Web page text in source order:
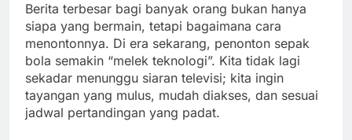
Berita terbesar bagi banyak orang bukan hanya
siapa yang bermain, tetapi bagaimana cara
menontonnya. Di era sekarang, penonton sepak
bola semakin “melek teknologi”. Kita tidak lagi
sekadar menunggu siaran televisi; kita ingin
tayangan yang mulus, mudah diakses, dan sesuai
jadwal pertandingan yang padat.